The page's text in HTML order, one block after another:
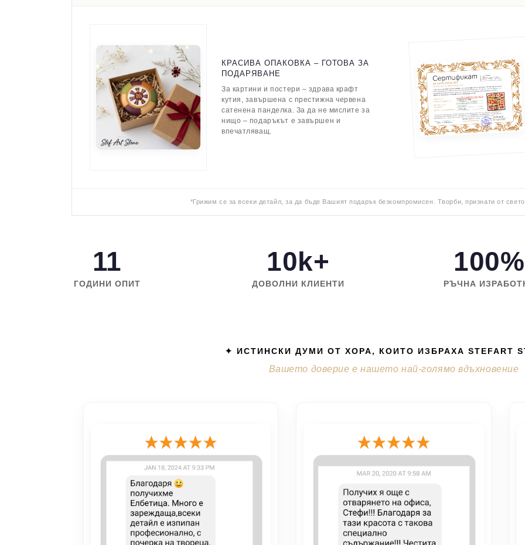
КРАСИВА ОПАКОВКА – ГОТОВА ЗА
ПОДАРЯВАНЕ
За картини и постери – здрава крафт
кутия, завършена с престижна червена
сатенена панделка. За да не мислите за
нищо – подаръкът е завършен и
впечатляващ.
*Грижим се за всеки детайл, за да бъде Вашият подарък безкомпромисен. Творби, признати от
11
ГОДИНИ ОПИТ
10k+
ДОВОЛНИ КЛИЕНТИ
100%
РЪЧНА
✦ ИСТИНСКИ ДУМИ ОТ ХОРА, КОИТО ИЗБРАХА STEFART
Вашето доверие е нашето най-голямо вдъхновение